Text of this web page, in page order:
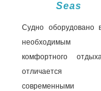
Seas
Судно оборудовано
необходимым
комфортного
отличается